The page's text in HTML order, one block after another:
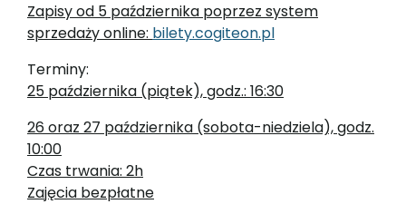
Zapisy od 5 października poprzez system
sprzedaży online: bilety.cogiteon.pl
Terminy:
25 października (piątek), godz.: 16:30
26 oraz 27 października (sobota-niedziela), godz.
10:00
Czas trwania: 2h
Zajęcia bezpłatne